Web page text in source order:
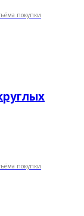
покупки
покупки